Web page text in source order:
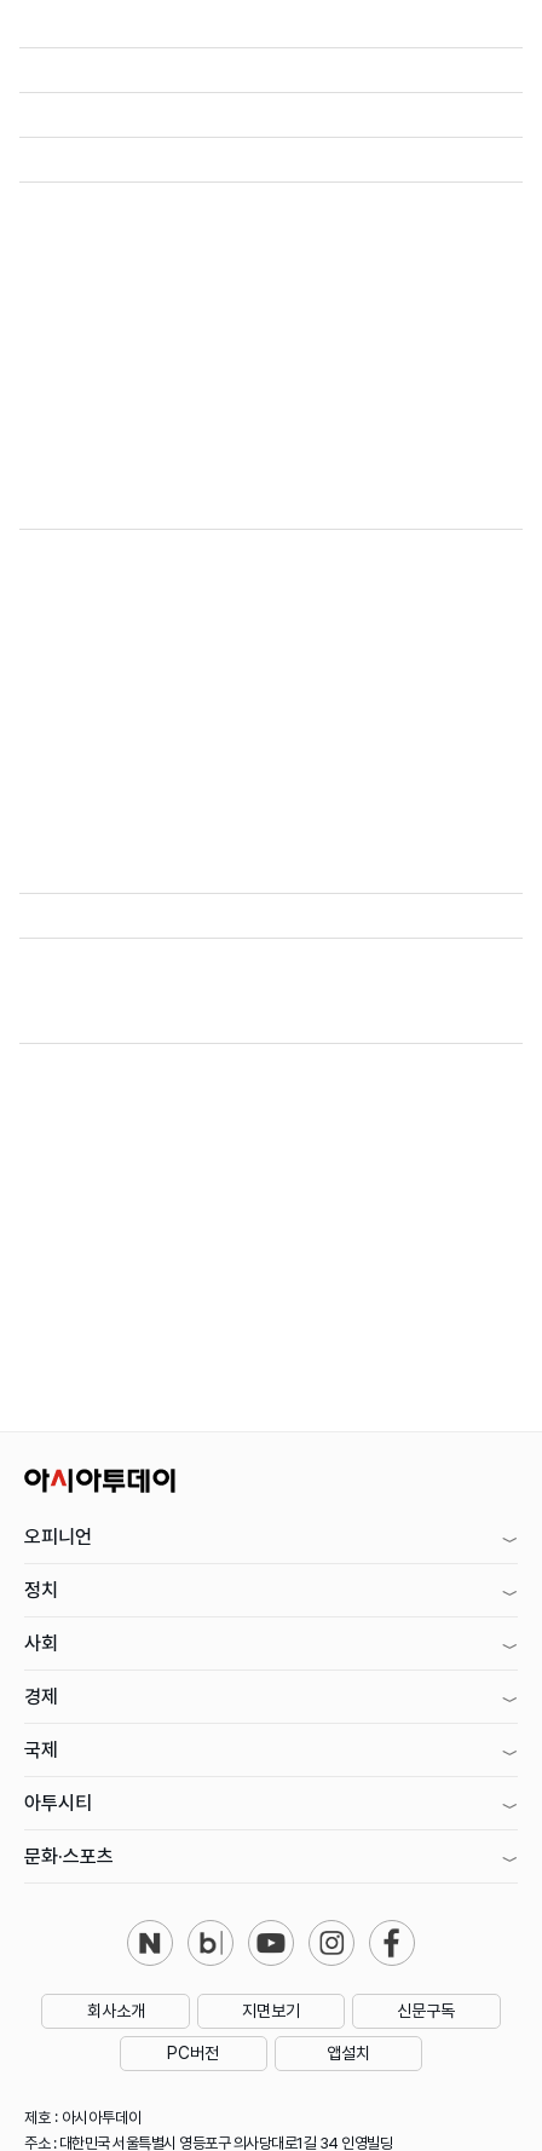
오피니언
정치
사회
경제
국제
아투시티
문화·스포츠
회사소개 지면보기 신문구독
PC버전 앱설치
제호 : 아시아투데이
주소 : 대한민국 서울특별시 영등포구 의사당대로1길 34 인영빌딩